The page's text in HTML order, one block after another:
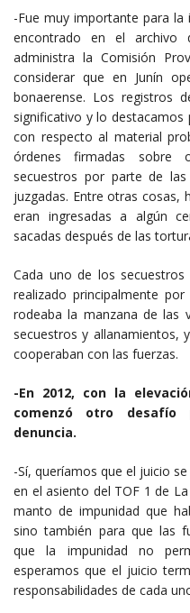
-Fue muy importante para la
encontrado en el archivo
administra la Comisión
considerar que en Junín
bonaerense. Los registros
significativo y lo
con respecto al material
órdenes firmadas sobre
secuestros por parte de
juzgadas. Entre otras cosas,
eran ingresadas a algún
sacadas después de las
Cada uno de los
realizado principalmente
rodeaba la manzana de las
secuestros y allanamientos,
cooperaban con las fuerzas.
-En 2012, con la
comenzó otro
denuncia.
-Sí, queríamos que el juicio
en el asiento del TOF 1 de
manto de impunidad que
sino también para que las
que la impunidad no
esperamos que el juicio
responsabilidades de cada